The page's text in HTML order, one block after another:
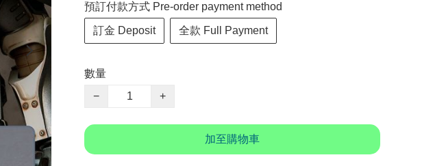
預訂付款方式 Pre-order payment method
訂金 Deposit 全款 Full Payment
數量
−
+
加至購物車